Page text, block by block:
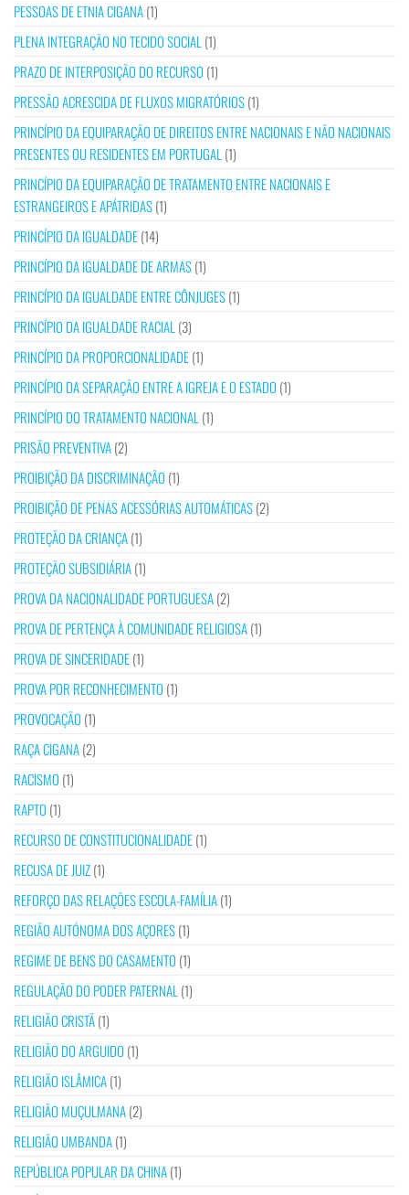
PESSOAS DE ETNIA CIGANA(1)
PLENA INTEGRAÇÃO NO TECIDO SOCIAL (1)
PRAZO DE INTERPOSIÇÃO DO RECURSO (1)
PRESSÃO ACRESCIDA DE FLUXOS MIGRATÓRIOS(1)
PRINCÍPIO DA EQUIPARAÇÃO DE DIREITOS ENTRE NACIONAIS E NÃO NACIONAIS
PRESENTES OU RESIDENTES EM PORTUGAL (1)
PRINCÍPIO DA EQUIPARAÇÃO DE TRATAMENTO ENTRE NACIONAIS E
ESTRANGEIROS E APÁTRIDAS(1)
PRINCÍPIO DA IGUALDADE(14)
PRINCÍPIO DA IGUALDADE DE ARMAS(1)
PRINCÍPIO DA IGUALDADE ENTRE CÔNJUGES(1)
PRINCÍPIO DA IGUALDADE RACIAL (3)
PRINCÍPIO DA PROPORCIONALIDADE(1)
PRINCÍPIO DA SEPARAÇÃO ENTRE A IGREJA E O ESTADO (1)
PRINCÍPIO DO TRATAMENTO NACIONAL (1)
PRISÃO PREVENTIVA(2)
PROIBIÇÃO DA DISCRIMINAÇÃO (1)
PROIBIÇÃO DE PENAS ACESSÓRIAS AUTOMÁTICAS(2)
PROTEÇÃO DA CRIANÇA(1)
PROTEÇÃO SUBSIDIÁRIA(1)
PROVA DA NACIONALIDADE PORTUGUESA(2)
PROVA DE PERTENÇA À COMUNIDADE RELIGIOSA(1)
PROVA DE SINCERIDADE(1)
PROVA POR RECONHECIMENTO (1)
PROVOCAÇÃO (1)
RAÇA CIGANA(2)
RACISMO (1)
RAPTO (1)
RECURSO DE CONSTITUCIONALIDADE(1)
RECUSA DE JUIZ(1)
REFORÇO DAS RELAÇÕES ESCOLA-FAMÍLIA(1)
REGIÃO AUTÓNOMA DOS AÇORES(1)
REGIME DE BENS DO CASAMENTO (1)
REGULAÇÃO DO PODER PATERNAL (1)
RELIGIÃO CRISTÃ(1)
RELIGIÃO DO ARGUIDO (1)
RELIGIÃO ISLÂMICA(1)
RELIGIÃO MUÇULMANA(2)
RELIGIÃO UMBANDA(1)
REPÚBLICA POPULAR DA CHINA(1)